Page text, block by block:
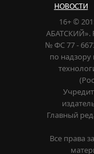
НОВОСТИ
16+ ©
АБАТСКИЙ».
№ ФС 77 -
по
Главный
Все права